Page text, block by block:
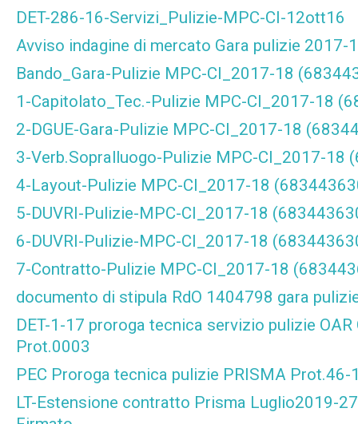
DET-286-16-Servizi_Pulizie-MPC-CI-12ott16
Avviso indagine di mercato Gara pulizie
Bando_Gara-Pulizie MPC-CI_2017-18
1-Capitolato_Tec.-Pulizie MPC-CI_2017-18
2-DGUE-Gara-Pulizie MPC-CI_2017-18
3-Verb.Sopralluogo-Pulizie MPC-CI_2017-18
4-Layout-Pulizie MPC-CI_2017-18
5-DUVRI-Pulizie-MPC-CI_2017-18
6-DUVRI-Pulizie-MPC-CI_2017-18
7-Contratto-Pulizie MPC-CI_2017-18
documento di stipula RdO 1404798 gara
DET-1-17 proroga tecnica servizio pulizie
Prot.0003
PEC Proroga tecnica pulizie PRISMA Prot.46-
LT-Estensione contratto Prisma Luglio2019-